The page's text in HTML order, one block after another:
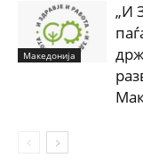
Македонија
„И